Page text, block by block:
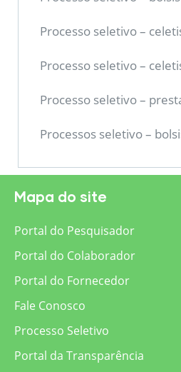
Processo seletivo –
Processo seletivo –
Processo seletivo –
Processos seletivo –
Mapa do site
Portal do Pesquisador
Portal do Colaborador
Portal do Fornecedor
Fale Conosco
Processo Seletivo
Portal da Transparência